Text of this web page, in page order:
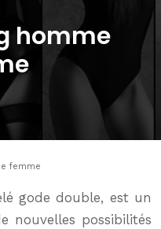
homme
femme
gode double, est un
nouvelles possibilités